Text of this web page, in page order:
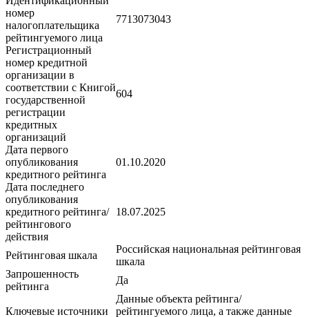
номер
налогоплательщика
рейтингуемого лица
7713073043
Регистрационный
номер кредитной
организации в
соответствии с Книгой
государственной
регистрации
кредитных
организаций
604
Дата первого
опубликования
кредитного рейтинга
01.10.2020
Дата последнего
опубликования
кредитного рейтинга/
рейтингового
действия
18.07.2025
Рейтинговая шкала
Российская национальная рейтинговая
шкала
Запрошенность
рейтинга
Да
Ключевые источники
Данные объекта рейтинга/
рейтингуемого лица, а также данные